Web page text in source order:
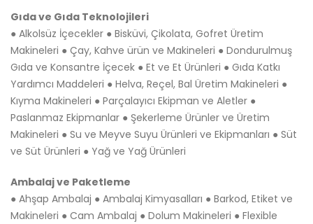
Gıda ve Gıda Teknolojileri
● Alkolsüz İçecekler ● Bisküvi, Çikolata, Gofret Üretim
Makineleri ● Çay, Kahve ürün ve Makineleri ● Dondurulmuş
Gıda ve Konsantre İçecek ● Et ve Et Ürünleri ● Gıda Katkı
Yardımcı Maddeleri ● Helva, Reçel, Bal Üretim Makineleri ●
Kıyma Makineleri ● Parçalayıcı Ekipman ve Aletler ●
Paslanmaz Ekipmanlar ● Şekerleme Ürünler ve Üretim
Makineleri ● Su ve Meyve Suyu Ürünleri ve Ekipmanları ● Süt
ve Süt Ürünleri ● Yağ ve Yağ Ürünleri
Ambalaj ve Paketleme
● Ahşap Ambalaj ● Ambalaj Kimyasalları ● Barkod, Etiket ve
Makineleri ● Cam Ambalaj ● Dolum Makineleri ● Flexible